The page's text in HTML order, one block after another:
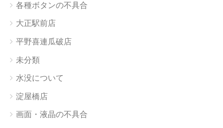
各種ボタンの不具合
大正駅前店
平野喜連瓜破店
未分類
水没について
淀屋橋店
画面・液晶の不具合